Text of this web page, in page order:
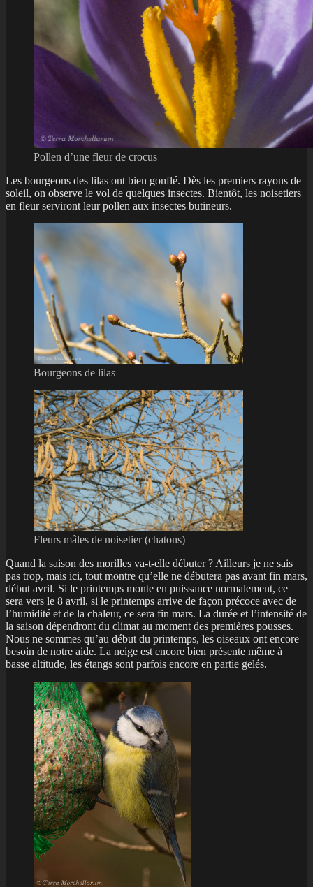
Pollen d’une fleur de crocus
Les bourgeons des lilas ont bien gonflé. Dès les premiers rayons de
soleil, on observe le vol de quelques insectes. Bientôt, les noisetiers
en fleur serviront leur pollen aux insectes butineurs.
Bourgeons de lilas
Fleurs mâles de noisetier (chatons)
Quand la saison des morilles va-t-elle débuter ? Ailleurs je ne sais
pas trop, mais ici, tout montre qu’elle ne débutera pas avant fin mars,
début avril. Si le printemps monte en puissance normalement, ce
sera vers le 8 avril, si le printemps arrive de façon précoce avec de
l’humidité et de la chaleur, ce sera fin mars. La durée et l’intensité de
la saison dépendront du climat au moment des premières pousses.
Nous ne sommes qu’au début du printemps, les oiseaux ont encore
besoin de notre aide. La neige est encore bien présente même à
basse altitude, les étangs sont parfois encore en partie gelés.